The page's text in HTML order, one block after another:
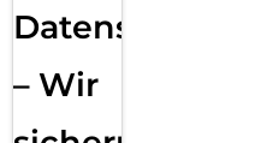
Datensicherung
– Wir